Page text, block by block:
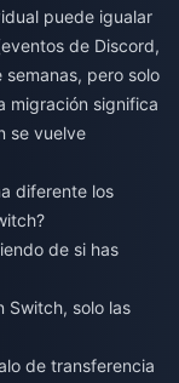
puede igualar
de Discord,
pero solo
migración significa
se vuelve
diferente los
de si has
Switch, solo las
de transferencia